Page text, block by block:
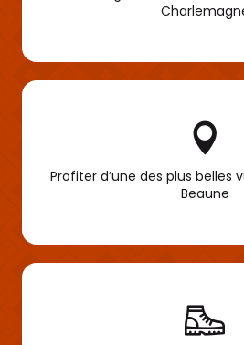
Profiter d’une des plus belles
Beaune